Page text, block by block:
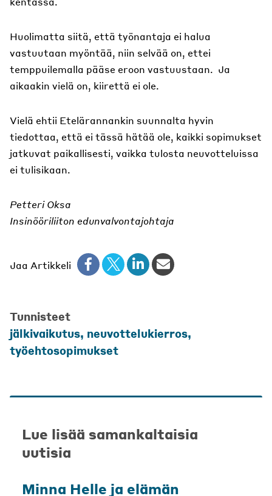
Huolimatta siitä, että työnantaja ei halua
vastuutaan myöntää, niin selvää on, ettei
temppuilemalla pääse eroon vastuustaan. Ja
aikaakin vielä on, kiirettä ei ole.
Vielä ehtii Etelärannankin suunnalta hyvin
tiedottaa, että ei tässä hätää ole, kaikki sopimukset
jatkuvat paikallisesti, vaikka tulosta neuvotteluissa
ei tulisikaan.
Petteri Oksa
Insinööriliiton edunvalvontajohtaja
Jaa Artikkeli
Tunnisteet
jälkivaikutus, neuvottelukierros,
työehtosopimukset
Lue lisää samankaltaisia
uutisia
Minna Helle ja elämän